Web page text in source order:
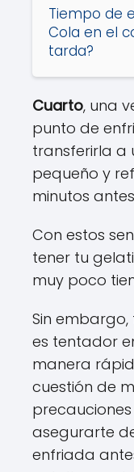
Tiempo de
Cola en el
tarda?
Cuarto, una
punto de
transferirla a
pequeño y
minutos
Con estos
tener tu
muy poco
Sin
es tentador
manera
cuestión de
asegurarte
enfriada